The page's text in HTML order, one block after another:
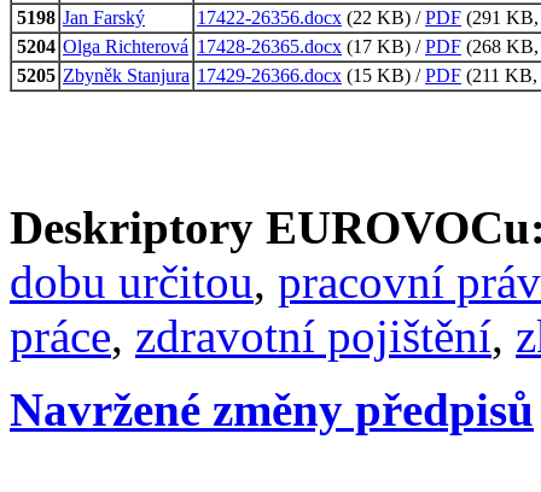
5198 Jan Farský 17422-26356.docx (22 KB) /PDF (291 KB,
5204 Olga Richterová 17428-26365.docx (17 KB) /PDF (268 KB,
5205 Zbyněk Stanjura 17429-26366.docx (15 KB) /PDF (211 KB,
Deskriptory
dobu určitou, pracovní
práce, zdravotní pojištění,
Navržené změny předpisů